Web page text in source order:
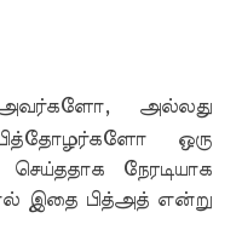
அல்லது
ஒரு
நேரடியாக
இதை பித்அத் என்று